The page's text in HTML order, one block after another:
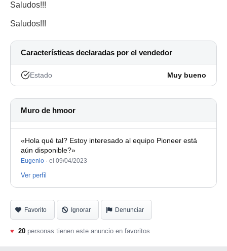
Saludos!!!
Saludos!!!
Características declaradas por el vendedor
Estado Muy bueno
Muro de hmoor
«Hola qué tal? Estoy interesado al equipo Pioneer está
aún disponible?»
Eugenio · el 09/04/2023
Ver perfil
Favorito Ignorar Denunciar
♥ 20 personas tienen este anuncio en favoritos